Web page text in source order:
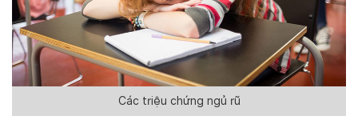
Các triệu chứng ngủ rũ